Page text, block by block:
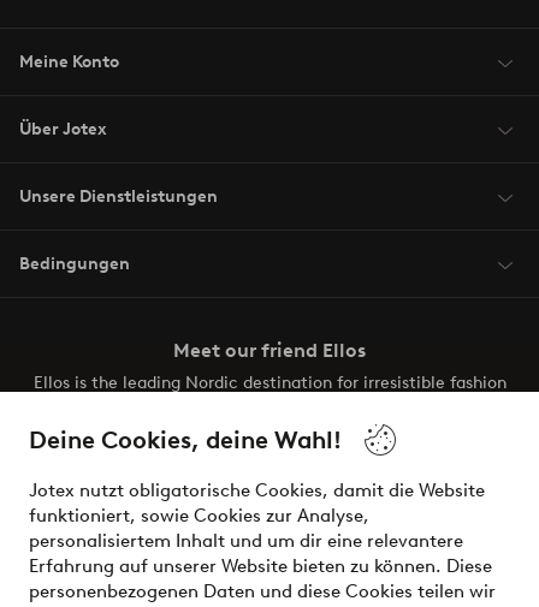
Deine Cookies, deine Wahl!
Jotex nutzt obligatorische Cookies, damit die Website
funktioniert, sowie Cookies zur Analyse,
personalisiertem Inhalt und um dir eine relevantere
Erfahrung auf unserer Website bieten zu können. Diese
personenbezogenen Daten und diese Cookies teilen wir
Meine Konto
Über Jotex
Unsere Dienstleistungen
Bedingungen
Meet our friend Ellos
Ellos is the leading Nordic destination for irresistible fashion
the latest trends, curated to make finding your next look
effortless. It’s all here.
Visit Ellos